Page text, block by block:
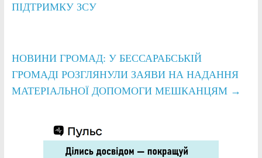
ПІДТРИМКУ ЗСУ
НОВИНИ ГРОМАД: У БЕССАРАБСЬКІЙ
ГРОМАДІ РОЗГЛЯНУЛИ ЗАЯВИ НА НАДАННЯ
МАТЕРІАЛЬНОЇ ДОПОМОГИ МЕШКАНЦЯМ →